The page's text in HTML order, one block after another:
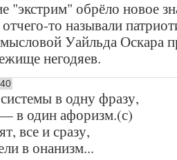
"экстрим" обрёло новое
то называли
Уайльда Оскара
негодяев.
в одну фразу,
в один афоризм.(с)
все и сразу,
в онанизм...